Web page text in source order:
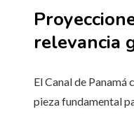
relevancia
El Canal de Panamá
pieza fundamental